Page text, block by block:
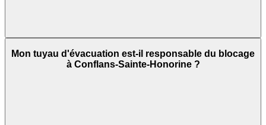
Mon tuyau d'évacuation est-il responsable du blocage
à Conflans-Sainte-Honorine ?